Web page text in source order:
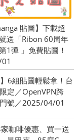
貼圖】下載超
送「Ribon 60周年
1彈 」免費貼圖！
】6組貼圖輕鬆拿！台
定／OpenVPN跨
號／2025/04/01
家咖啡優惠、買一送